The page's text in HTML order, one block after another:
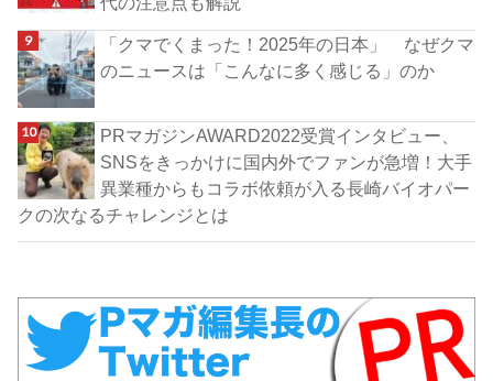
「クマでくまった！2025年の日本」 なぜクマ
のニュースは「こんなに多く感じる」のか
PRマガジンAWARD2022受賞インタビュー、
SNSをきっかけに国内外でファンが急増！大手
異業種からもコラボ依頼が入る長崎バイオパー
クの次なるチャレンジとは